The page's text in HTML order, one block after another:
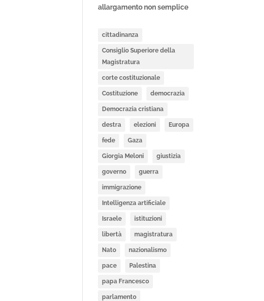
allargamento non semplice
cittadinanza
Consiglio Superiore della
Magistratura
corte costituzionale
Costituzione democrazia
Democrazia cristiana
destra elezioni Europa
fede Gaza
Giorgia Meloni giustizia
governo guerra
immigrazione
Intelligenza artificiale
Israele istituzioni
libertà magistratura
Nato nazionalismo
pace Palestina
papa Francesco
parlamento